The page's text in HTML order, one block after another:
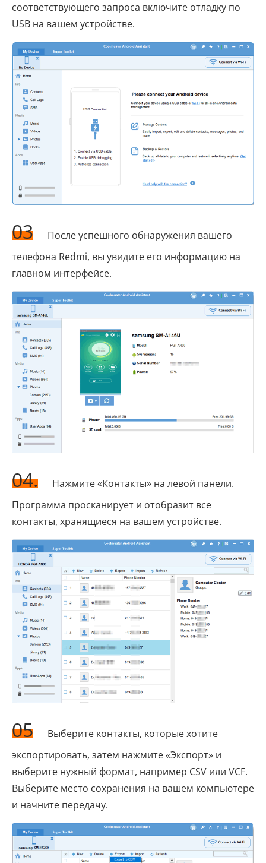
соответствующего запроса включите отладку по
USB на вашем устройстве.
03
После успешного обнаружения вашего
телефона Redmi, вы увидите его информацию на
главном интерфейсе.
04.
Нажмите «Контакты» на левой панели.
Программа просканирует и отобразит все
контакты, хранящиеся на вашем устройстве.
05
Выберите контакты, которые хотите
экспортировать, затем нажмите «Экспорт» и
выберите нужный формат, например CSV или VCF.
Выберите место сохранения на вашем компьютере
и начните передачу.